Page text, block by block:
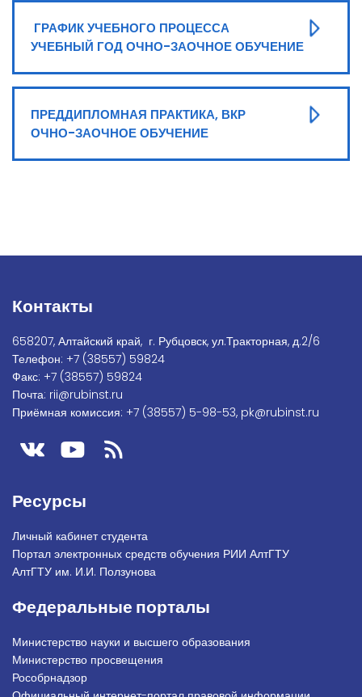
ГРАФИК УЧЕБНОГО ПРОЦЕССА
УЧЕБНЫЙ ГОД ОЧНО-ЗАОЧНОЕ ОБУЧЕНИЕ
ПРЕДДИПЛОМНАЯ ПРАКТИКА, ВКР
ОЧНО-ЗАОЧНОЕ ОБУЧЕНИЕ
Контакты
658207, Алтайский край, г. Рубцовск, ул.Тракторная, д.2/6
Телефон: +7 (38557) 59824
Факс: +7 (38557) 59824
Почта: rii@rubinst.ru
Приёмная комиссия: +7 (38557) 5-98-53, pk@rubinst.ru
Ресурсы
Личный кабинет студента
Портал электронных средств обучения РИИ АлтГТУ
АлтГТУ им. И.И. Ползунова
Федеральные порталы
Министерство науки и высшего образования
Министерство просвещения
Рособрнадзор